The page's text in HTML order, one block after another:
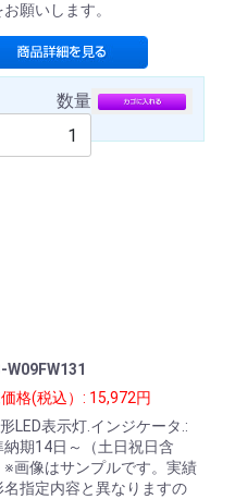
願いします。
数量
W09FW131
格(税込）: 15,972円
LED表示灯.インジケータ.:
納期14日～（土日祝日含
※画像はサンプルです。実績
名指定内容と異なりますの